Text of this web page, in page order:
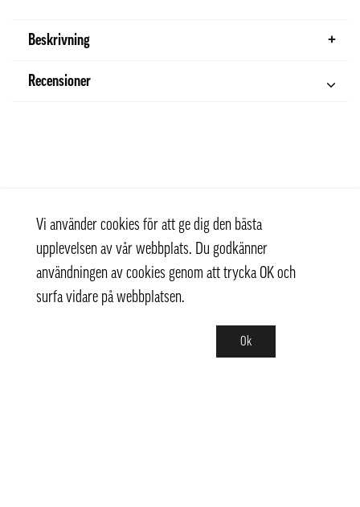
Beskrivning
Recensioner
Vi använder cookies för att ge dig den bästa
upplevelsen av vår webbplats. Du godkänner
användningen av cookies genom att trycka OK och
surfa vidare på webbplatsen.
Ok